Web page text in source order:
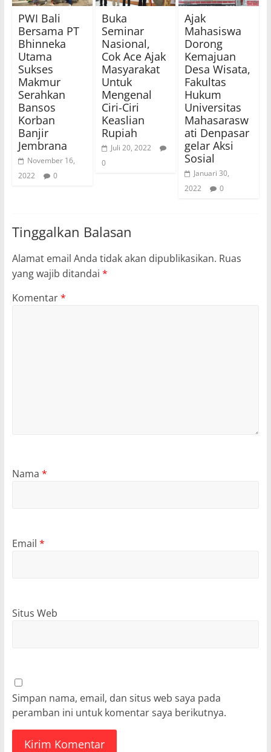
PWI Bali
Bersama PT
Bhinneka
Utama
Sukses
Makmur
Serahkan
Bansos
Korban
Banjir
Jembrana
November 16,
2022
0
Buka
Seminar
Nasional,
Cok Ace Ajak
Masyarakat
Untuk
Mengenal
Ciri-Ciri
Keaslian
Rupiah
Juli 20, 2022
0
Ajak
Mahasiswa
Dorong
Kemajuan
Desa Wisata,
Fakultas
Hukum
Universitas
Mahasarasw
ati Denpasar
gelar Aksi
Sosial
Januari 30,
2022
0
Tinggalkan Balasan
Alamat email Anda tidak akan dipublikasikan. Ruas
yang wajib ditandai *
Komentar*
Nama *
Email *
Situs Web
Simpan nama, email, dan situs web saya pada
peramban ini untuk komentar saya berikutnya.